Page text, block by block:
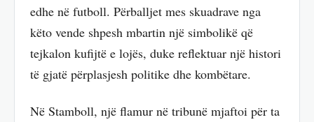
edhe në futboll. Përballjet mes skuadrave nga
këto vende shpesh mbartin një simbolikë që
tejkalon kufijtë e lojës, duke reflektuar një histori
të gjatë përplasjesh politike dhe kombëtare.
Në Stamboll, një flamur në tribunë mjaftoi për ta